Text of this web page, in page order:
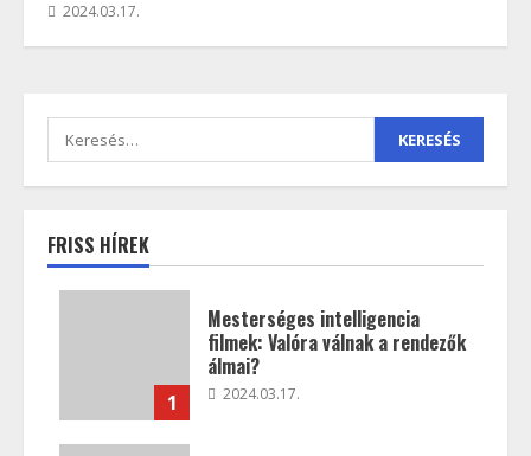
2024.03.17.
FRISS HÍREK
1
Mesterséges intelligencia
filmek: Valóra válnak a rendezők
álmai?
2024.03.17.